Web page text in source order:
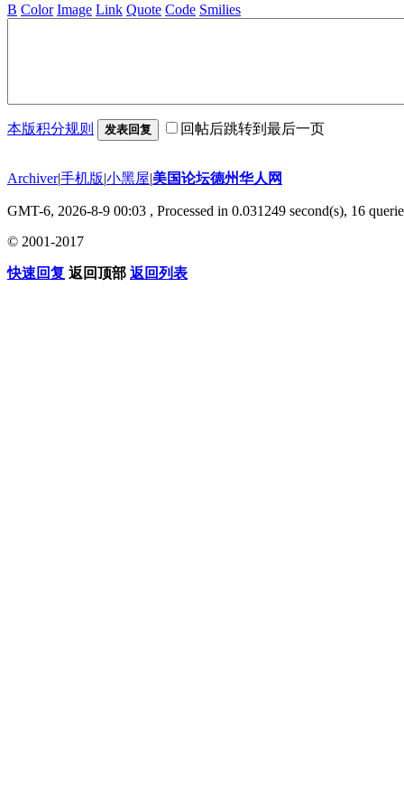
B Color Image Link Quote Code Smilies
本版积分规则 发表回复 回帖后跳转到最后一页
Archiver|手机版|小黑屋|美国论坛德州华人网
GMT-6, 2026-8-9 00:03 , Processed in 0.031249 second(s), 16
© 2001-2017
快速回复 返回顶部 返回列表